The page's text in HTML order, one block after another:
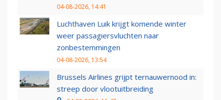
04-08-2026, 14:41
Luchthaven Luik krijgt komende winter
weer passagiersvluchten naar
zonbestemmingen
04-08-2026, 13:54
Brussels Airlines grijpt ternauwernood in:
streep door vlootuitbreiding